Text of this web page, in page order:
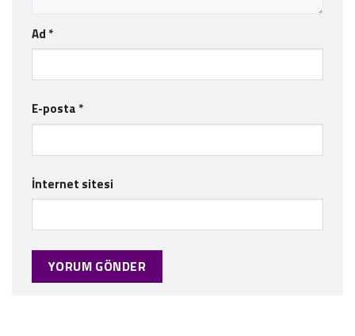
Ad *
E-posta *
İnternet sitesi